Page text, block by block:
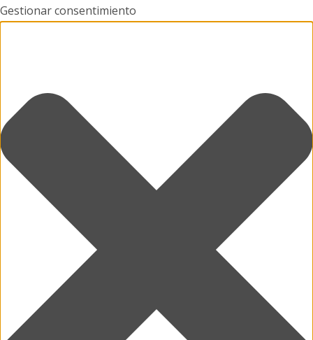
Gestionar consentimiento